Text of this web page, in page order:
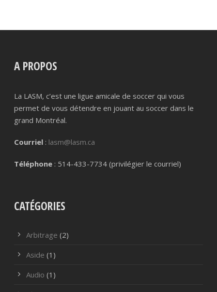
A PROPOS
La LASM, c’est une ligue amicale de soccer qui vous
permet de vous détendre en jouant au soccer dans le
grand Montréal.
Courriel : lasm@lasm.ca
Téléphone : 514-433-7734 (privilégier le courriel)
CATÉGORIES
Arbitrage (2)
Aside (1)
Audio (1)